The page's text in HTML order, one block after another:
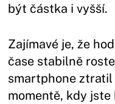
být částka i vyšší.
Zajímavé je, že
čase stabilně
smartphone ztratil
momentě, kdy